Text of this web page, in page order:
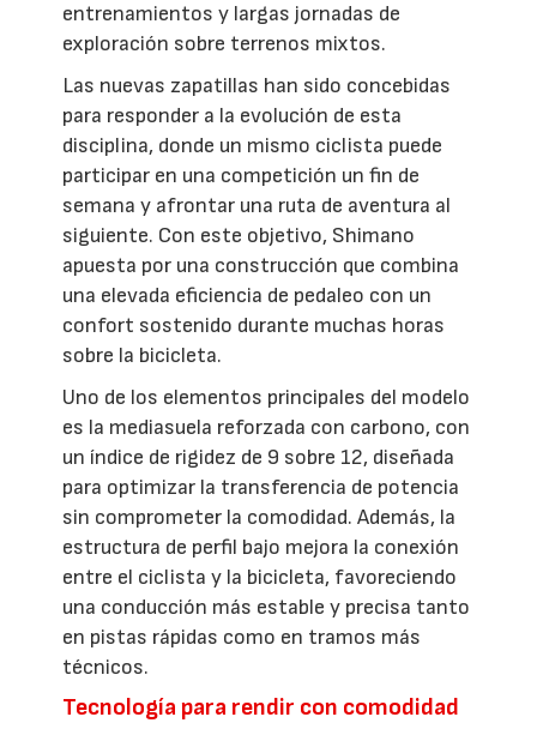
entrenamientos y largas jornadas de
exploración sobre terrenos mixtos.
Las nuevas zapatillas han sido concebidas
para responder a la evolución de esta
disciplina, donde un mismo ciclista puede
participar en una competición un fin de
semana y afrontar una ruta de aventura al
siguiente. Con este objetivo, Shimano
apuesta por una construcción que combina
una elevada eficiencia de pedaleo con un
confort sostenido durante muchas horas
sobre la bicicleta.
Uno de los elementos principales del modelo
es la mediasuela reforzada con carbono, con
un índice de rigidez de 9 sobre 12, diseñada
para optimizar la transferencia de potencia
sin comprometer la comodidad. Además, la
estructura de perfil bajo mejora la conexión
entre el ciclista y la bicicleta, favoreciendo
una conducción más estable y precisa tanto
en pistas rápidas como en tramos más
técnicos.
Tecnología para rendir con comodidad